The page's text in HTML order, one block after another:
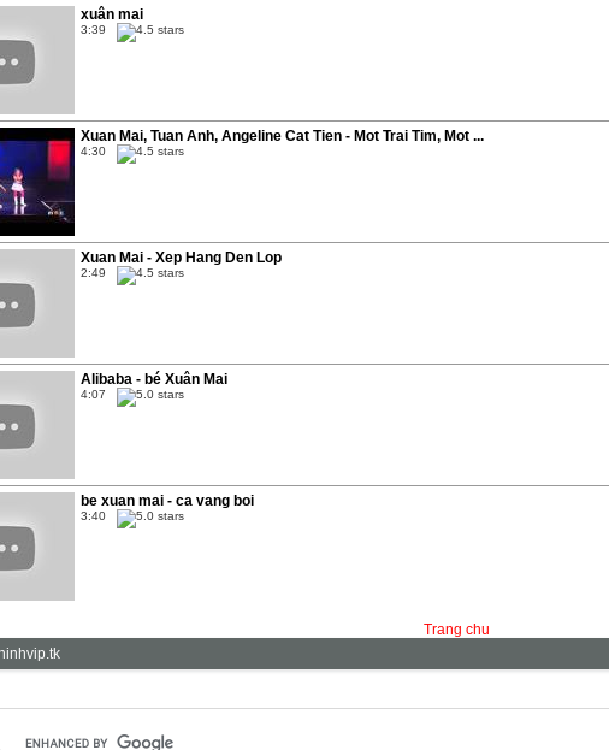
xuân mai
3:39
Xuan Mai, Tuan Anh, Angeline Cat Tien - Mot Trai Tim, Mot ...
4:30
Xuan Mai - Xep Hang Den Lop
2:49
Alibaba - bé Xuân Mai
4:07
be xuan mai - ca vang boi
3:40
Trang chu